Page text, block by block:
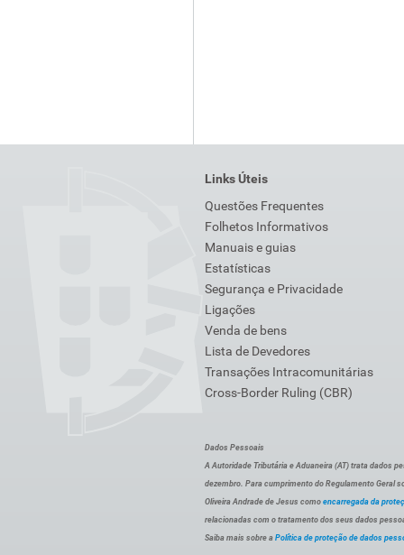
Links Úteis
Questões Frequentes
Folhetos Informativos
Manuais e guias
Estatísticas
Segurança e Privacidade
Ligações
Venda de bens
Lista de Devedores
Transações Intracomunitárias
Cross-Border Ruling (CBR)
Dados Pessoais
A Autoridade Tributária e Aduaneira (AT) trata dados
dezembro. Para cumprimento do Regulamento Geral
Oliveira Andrade de Jesus como encarregada da
relacionadas com o tratamento dos seus dados
Saiba mais sobre a Política de proteção de dados